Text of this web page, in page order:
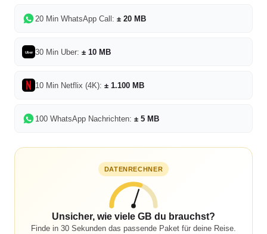
20 Min WhatsApp Call: ± 20 MB
Uber 30 Min Uber: ± 10 MB
10 Min Netflix (4K): ± 1.100 MB
100 WhatsApp Nachrichten: ± 5 MB
DATENRECHNER
Unsicher, wie viele GB du brauchst?
Finde in 30 Sekunden das passende Paket für deine Reise.